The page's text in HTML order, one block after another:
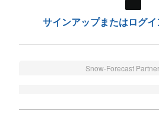
サインアップまたはログ
Snow-Forecast